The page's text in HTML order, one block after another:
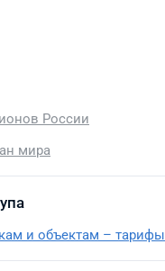
России
мира
и объектам – тарифы